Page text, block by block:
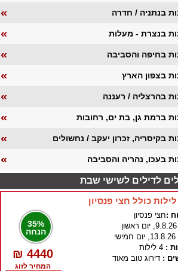
« בנתניה / חדרה
« בנצרת - מעלות
« בחיפה והסביבה
« בצפון הארץ
« בהרצליה / רעננה
« ברמת גן, בת ים, רחובות
« בקיסריה, זכרון יעקב / נחשולים
« בעכו, נהריה והסביבה
לדילים לשישי שבת
35%
הנחה
₪ 4440
המחיר לזוג
:חצי פנסיון
:
: דירוג טוב מאוד